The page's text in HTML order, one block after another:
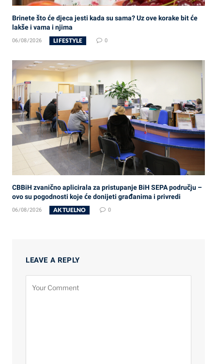
Brinete što će djeca jesti kada su sama? Uz ove korake bit će
lakše i vama i njima
06/08/2026 LIFESTYLE 0
CBBiH zvanično aplicirala za pristupanje BiH SEPA području –
ovo su pogodnosti koje će donijeti građanima i privredi
06/08/2026 AKTUELNO 0
LEAVE A REPLY